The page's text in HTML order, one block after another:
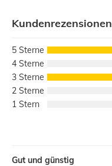
Kundenrezensionen
5
4
3
2
1
Gut und günstig